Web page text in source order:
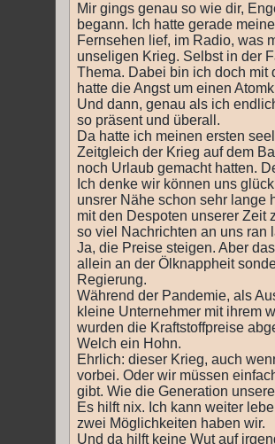
Mir gings genau so wie dir,
begann. Ich hatte gerade
Fernsehen lief, im Radio, was
unseligen Krieg. Selbst in der
Thema. Dabei bin ich doch mit
hatte die Angst um einen
Und dann, genau als ich
so präsent und überall.
Da hatte ich meinen ersten
Zeitgleich der Krieg auf dem
noch Urlaub gemacht hatten.
Ich denke wir können uns
unsrer Nähe schon sehr lange
mit den Despoten unserer Zeit
so viel Nachrichten an uns ran
Ja, die Preise steigen. Aber
allein an der Ölknappheit
Regierung.
Während der Pandemie, als
kleine Unternehmer mit ihrem
wurden die Kraftstoffpreise
Welch ein Hohn.
Ehrlich: dieser Krieg, auch
vorbei. Oder wir müssen
gibt. Wie die Generation
Es hilft nix. Ich kann weiter
zwei Möglichkeiten haben wir.
Und da hilft keine Wut auf